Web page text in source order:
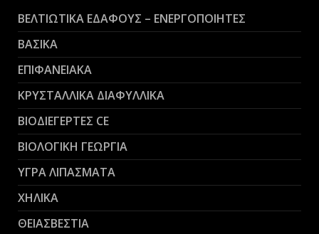
ΒΕΛΤΙΩΤΙΚΑ ΕΔΑΦΟΥΣ – ΕΝΕΡΓΟΠΟΙΗΤΕΣ
ΒΑΣΙΚΑ
ΕΠΙΦΑΝΕΙΑΚΑ
ΚΡΥΣΤΑΛΛΙΚΑ ΔΙΑΦΥΛΛΙΚΑ
ΒΙΟΔΙΕΓΕΡΤΕΣ CE
ΒΙΟΛΟΓΙΚΗ ΓΕΩΡΓΙΑ
ΥΓΡΑ ΛΙΠΑΣΜΑΤΑ
ΧΗΛΙΚΑ
ΘΕΙΑΣΒΕΣΤΙΑ